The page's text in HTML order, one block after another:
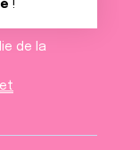
!
de la